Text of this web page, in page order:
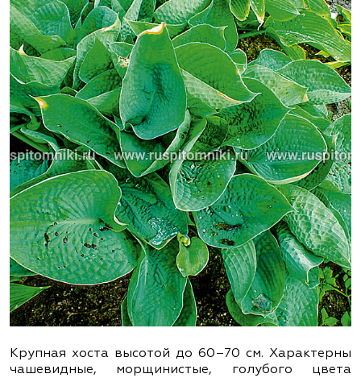
Крупная хоста высотой до 60–70 см. Характерны
чашевидные, морщинистые, голубого цвета